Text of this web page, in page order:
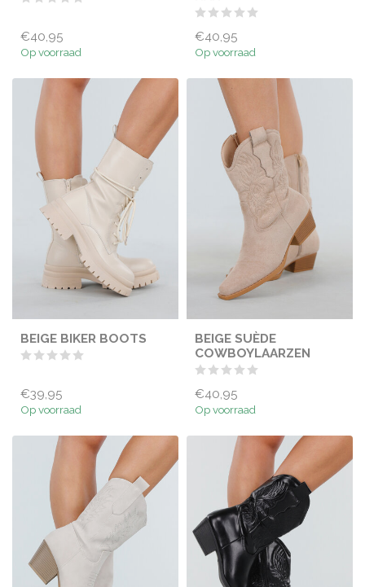
€40,95
Op voorraad
€40,95
Op voorraad
BEIGE BIKER BOOTS
€39,95
Op voorraad
BEIGE SUÈDE
COWBOYLAARZEN
€40,95
Op voorraad